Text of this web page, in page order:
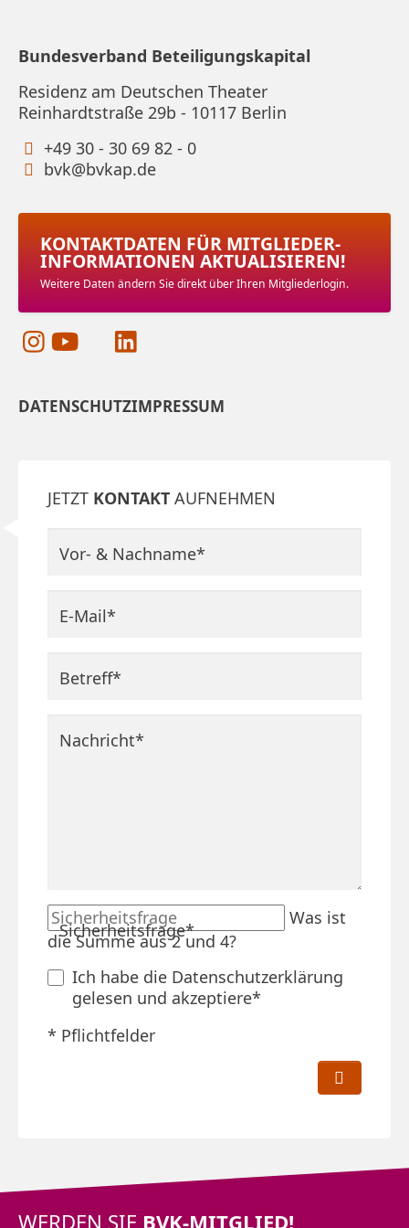
Bundesverband Beteiligungskapital
Residenz am Deutschen Theater
Reinhardtstraße 29b - 10117 Berlin
+49 30 - 30 69 82 - 0
bvk@bvkap.de
KONTAKTDATEN FÜR MITGLIEDER­
INFORMATIONEN AKTUALISIEREN!
Weitere Daten ändern Sie direkt über Ihren Mitgliederlogin.
DATENSCHUTZIMPRESSUM
JETZT KONTAKT AUFNEHMEN
Pflichtfeld
Vor- & Nachname*
Pflichtfeld
E-Mail*
Pflichtfeld
Betreff*
Pflichtfeld
Nachricht*
Was ist
die Summe aus 2 und 4?
Sicherheitsfrage*
Ich habe die Datenschutzerklärung
gelesen und akzeptiere*
* Pflichtfelder
WERDEN SIE BVK-MITGLIED!